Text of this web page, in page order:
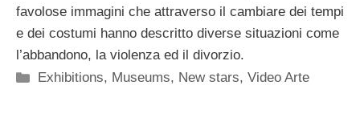
favolose immagini che attraverso il cambiare dei tempi
e dei costumi hanno descritto diverse situazioni come
l’abbandono, la violenza ed il divorzio.
Categorie
Exhibitions, Museums, New stars,Video Arte